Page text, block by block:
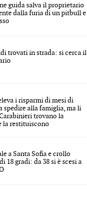
guida salva il proprietario
dalla furia di un pitbull e
trovati in strada: si cerca il
i risparmi di mesi di
spedire alla famiglia, ma li
trovano la
la restituiscono
a Santa Sofia e crollo
18 gradi: da 38 si è scesi a